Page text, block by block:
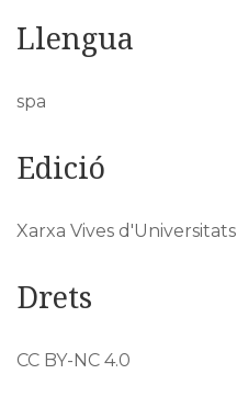
Llengua
spa
Edició
Xarxa Vives d'Universitats
Drets
CC BY-NC 4.0